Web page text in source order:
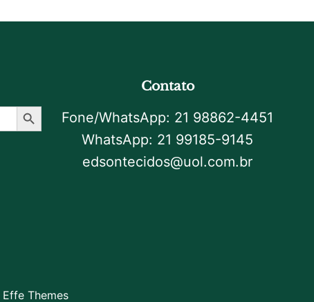
Botão De Pesquisa
Contato
Fone/WhatsApp: 21 98862-4451
WhatsApp: 21 99185-9145
edsontecidos@uol.com.br
Effe Themes